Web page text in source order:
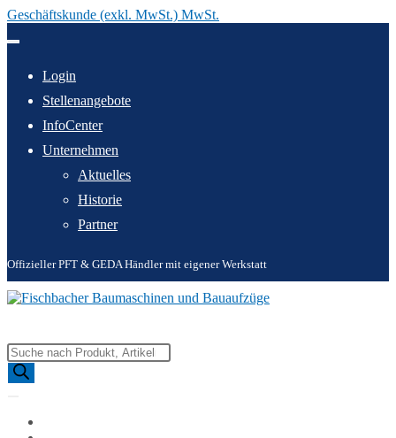
Geschäftskunde (exkl. MwSt.) MwSt.
Inhalt
Login
Stellenangebote
InfoCenter
Unternehmen
Aktuelles
Historie
Partner
Offizieller PFT & GEDA Händler mit eigener Werkstatt
Products
search